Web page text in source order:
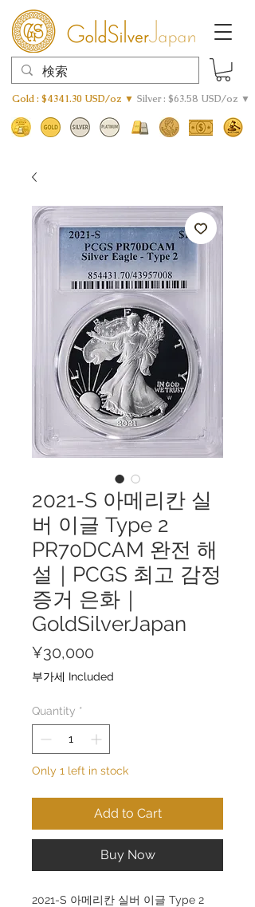
Gold : $4341.30 USD/oz ▼ Silver : $63.58 USD/oz ▼
2021-S 아메리칸 실
버 이글 Type 2
PR70DCAM 완전 해
설｜PCGS 최고 감정
증거 은화｜
GoldSilverJapan
¥30,000
부가세 Included
Quantity *
Only 1 left in stock
Add to Cart
Buy Now
2021-S 아메리칸 실버 이글 Type 2